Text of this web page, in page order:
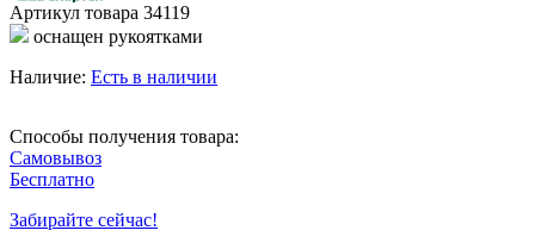
Артикул товара 34119
оснащен рукоятками
Наличие: Есть в наличии
Способы получения товара:
Самовывоз
Бесплатно
Забирайте сейчас!